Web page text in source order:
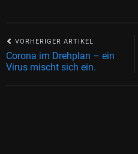
VORHERIGER ARTIKEL
Corona im Drehplan – ein
Virus mischt sich ein.